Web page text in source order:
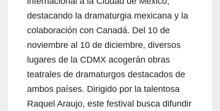
destacando la dramaturgia mexicana y la
colaboración con Canadá. Del 10 de
noviembre al 10 de diciembre, diversos
lugares de la CDMX acogerán obras
teatrales de dramaturgos destacados de
ambos países. Dirigido por la talentosa
Raquel Araujo, este festival busca difundir